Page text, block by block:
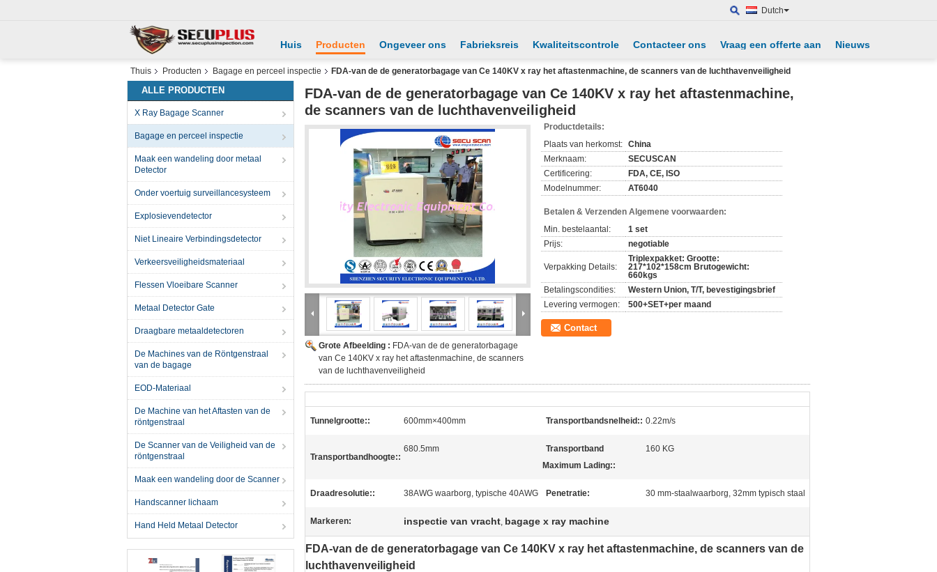
Dutch
Huis Producten Ongeveer ons Fabrieksreis Kwaliteitscontrole Contacteer ons Vraag een offerte aan Nieuws
Thuis Producten Bagage en perceel inspectie FDA-van de de generatorbagage van Ce 140KV x ray het aftastenmachine, de scanners van de luchthavenveiligheid
ALLE PRODUCTEN
X Ray Bagage Scanner
Bagage en perceel inspectie
Maak een wandeling door metaal
Detector
Onder voertuig surveillancesysteem
Explosievendetector
Niet Lineaire Verbindingsdetector
Verkeersveiligheidsmateriaal
Flessen Vloeibare Scanner
Metaal Detector Gate
Draagbare metaaldetectoren
De Machines van de Röntgenstraal
van de bagage
EOD-Materiaal
De Machine van het Aftasten van de
röntgenstraal
De Scanner van de Veiligheid van de
röntgenstraal
Maak een wandeling door de Scanner
Handscanner lichaam
Hand Held Metaal Detector
FDA-van de de generatorbagage van Ce 140KV x ray het aftastenmachine,
de scanners van de luchthavenveiligheid
Grote Afbeelding : FDA-van de de generatorbagage
van Ce 140KV x ray het aftastenmachine, de scanners
van de luchthavenveiligheid
Productdetails:
Plaats van herkomst: China
Merknaam:
SECUSCAN
Certificering:
FDA, CE, ISO
Modelnummer:
AT6040
Betalen & Verzenden Algemene voorwaarden:
Min. bestelaantal:
1 set
Prijs:
negotiable
Verpakking Details:
Triplexpakket: Grootte:
217*102*158cm Brutogewicht:
660kgs
Betalingscondities:
Western Union, T/T, bevestigingsbrief
Levering vermogen:
500+SET+per maand
Contact
Tunnelgrootte:: 600mm×400mm Transportbandsnelheid:: 0.22m/s
Transportbandhoogte::
680.5mm
Transportband
Maximum Lading::
160 KG
Draadresolutie:: 38AWG waarborg, typische 40AWG Penetratie: 30 mm-staalwaarborg, 32mm typisch staal
Markeren: inspectie van vracht, bagage x ray machine
FDA-van de de generatorbagage van Ce 140KV x ray het aftastenmachine, de scanners van de
luchthavenveiligheid